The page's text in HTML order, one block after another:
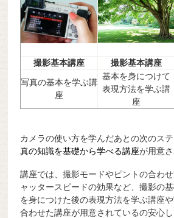
撮影基本講座 撮影基本講座
写真の基本を学ぶ講
座
基本を身につけて
表現方法を学ぶ講
座
カメラの使い方を学んだあとの次のステ
真の知識を基礎から学べる講座が用意さ
講座では、撮影モードやピントの合わ
ャッタースピードの効果など、撮影の
を身につけた後の表現方法を学ぶ講座
合わせた講座が用意されているの安心し